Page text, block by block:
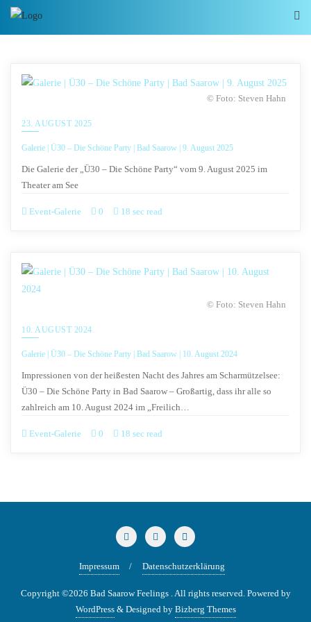
© Foto: Steven Hahn
23. AUGUST 2025
Galerie | Ü30 – Die Schöne Party | Bad Saarow | 9. August 2025
Die Galerie der „Ü30 – Die Schöne Party“ vom 9. August 2025 im
Theater am See
Event-Galerie 0 18 sec read
© Foto: Steven Hahn
10. AUGUST 2024
Galerie | Ü30 – Die Schöne Party | Bad Saarow | 10. August 2024
Impressionen von der heißesten Nacht des Jahres am Scharmützelsee:
Ü30 – Die Schöne Party in Bad Saarow – Großartig, dass ihr alle so
zahlreich am 10. August 2024 im „Freilich…
Event-Galerie 0 18 sec read
Impressum Datenschutzerklärung
Copyright ©2026 Bad Saarow Feelings . All rights reserved. Powered by
WordPress & Designed by Bizberg Themes